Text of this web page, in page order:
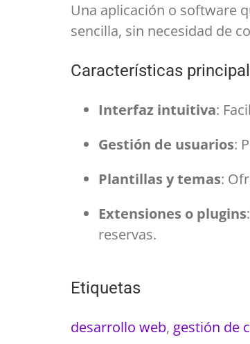
Una aplicación o software
sencilla, sin necesidad de
Características
Interfaz intuitiva:
Gestión de usuarios:
Plantillas y temas:
Extensiones o plugins
reservas.
Etiquetas
desarrollo web, gestión de